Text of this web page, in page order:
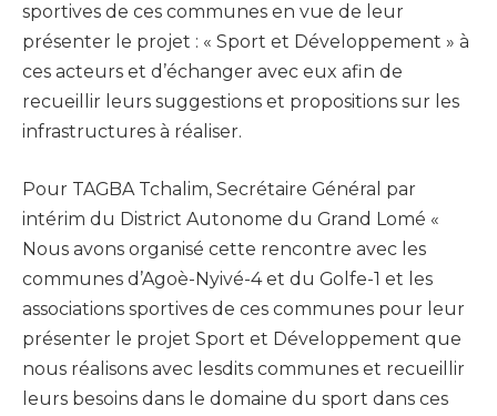
sportives de ces communes en vue de leur
présenter le projet : « Sport et Développement » à
ces acteurs et d’échanger avec eux afin de
recueillir leurs suggestions et propositions sur les
infrastructures à réaliser.
Pour TAGBA Tchalim, Secrétaire Général par
intérim du District Autonome du Grand Lomé «
Nous avons organisé cette rencontre avec les
communes d’Agoè-Nyivé-4 et du Golfe-1 et les
associations sportives de ces communes pour leur
présenter le projet Sport et Développement que
nous réalisons avec lesdits communes et recueillir
leurs besoins dans le domaine du sport dans ces